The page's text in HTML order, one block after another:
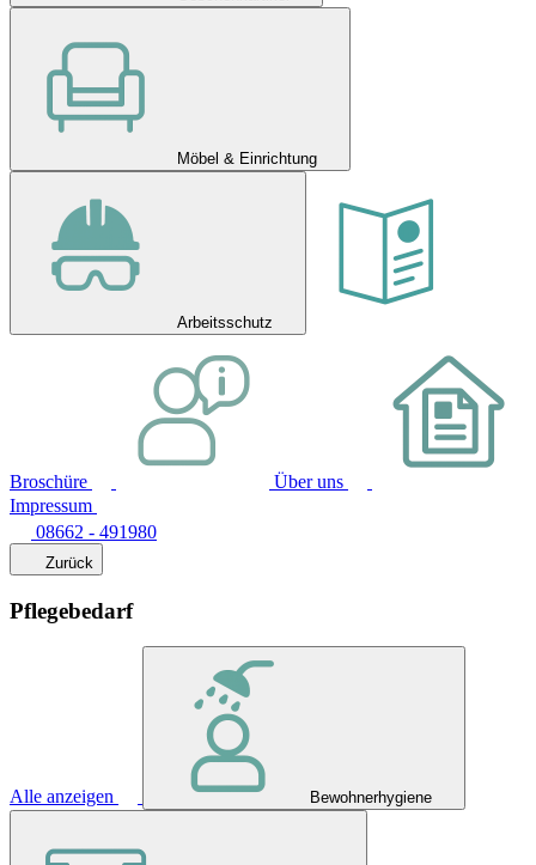
Möbel & Einrichtung
Arbeitsschutz
Broschüre
Über uns
Impressum
08662 - 491980
Zurück
Pflegebedarf
Alle anzeigen Bewohnerhygiene